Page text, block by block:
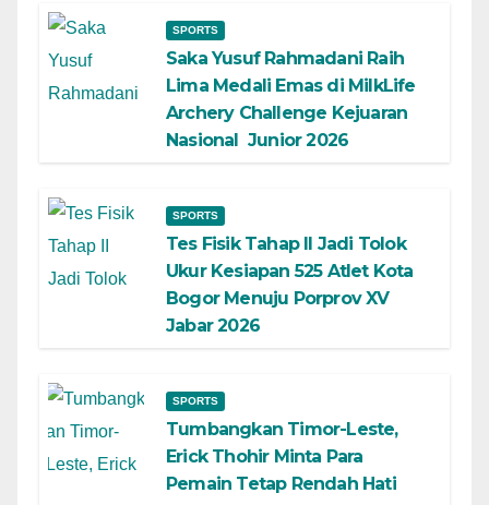
SPORTS
Saka Yusuf Rahmadani Raih
Lima Medali Emas di MilkLife
Archery Challenge Kejuaran
Nasional Junior 2026
SPORTS
Tes Fisik Tahap II Jadi Tolok
Ukur Kesiapan 525 Atlet Kota
Bogor Menuju Porprov XV
Jabar 2026
SPORTS
Tumbangkan Timor-Leste,
Erick Thohir Minta Para
Pemain Tetap Rendah Hati